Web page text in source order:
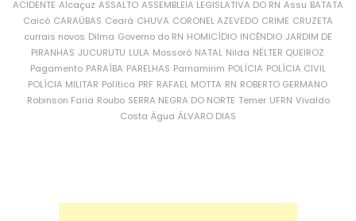
ACIDENTE Alcaçuz ASSALTO ASSEMBLEIA LEGISLATIVA DO RN Assu BATATA
Caicó CARAÚBAS Ceará CHUVA CORONEL AZEVEDO CRIME CRUZETA
currais novos Dilma Governo do RN HOMICÍDIO INCÊNDIO JARDIM DE
PIRANHAS JUCURUTU LULA Mossoró NATAL Nilda NÉLTER QUEIROZ
Pagamento PARAÍBA PARELHAS Parnamirim POLÍCIA POLÍCIA CIVIL
POLÍCIA MILITAR Política PRF RAFAEL MOTTA RN ROBERTO GERMANO
Robinson Faria Roubo SERRA NEGRA DO NORTE Temer UFRN Vivaldo
Costa Água ÁLVARO DIAS